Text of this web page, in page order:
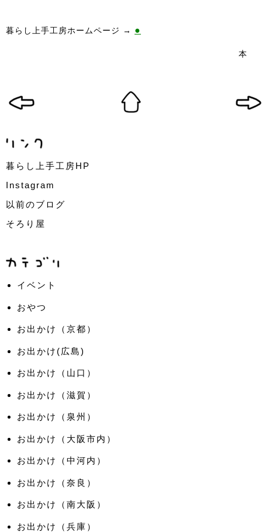
暮らし上手工房ホームページ → ●
本
暮らし上手工房HP
Instagram
以前のブログ
そろり屋
イベント
おやつ
お出かけ（京都）
お出かけ(広島)
お出かけ（山口）
お出かけ（滋賀）
お出かけ（泉州）
お出かけ（大阪市内）
お出かけ（中河内）
お出かけ（奈良）
お出かけ（南大阪）
お出かけ（兵庫）